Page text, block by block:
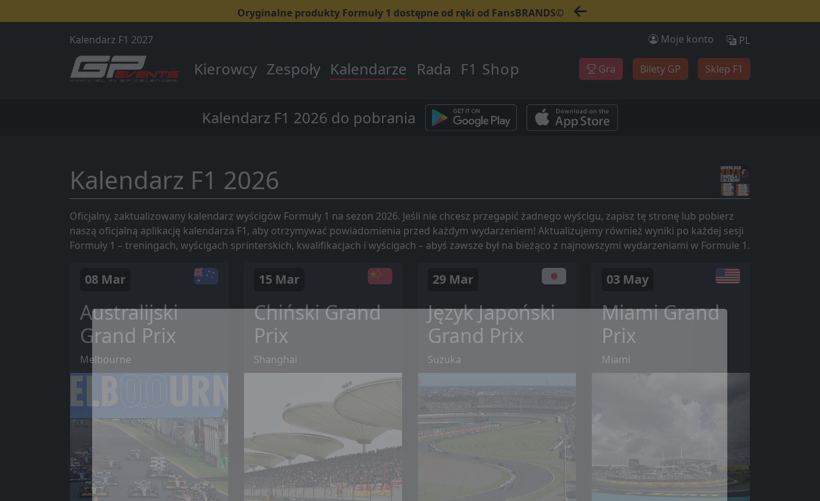
Oryginalne produkty Formuły 1 dostępne od ręki od FansBRANDS©
Kalendarz F1 2027 Moje konto PL
Kierowcy Zespoły Kalendarze Rada F1 Shop Gra Bilety GP Sklep F1
Kalendarz F1 2026 do pobrania
Kalendarz F1 2026
Oficjalny, zaktualizowany kalendarz wyścigów Formuły 1 na sezon 2026. Jeśli nie chcesz przegapić żadnego wyścigu, zapisz tę stronę lub pobierz
naszą oficjalną aplikację kalendarza F1, aby otrzymywać powiadomienia przed każdym wydarzeniem! Aktualizujemy również wyniki po każdej sesji
Formuły 1 – treningach, wyścigach sprinterskich, kwalifikacjach i wyścigach – abyś zawsze był na bieżąco z najnowszymi wydarzeniami w Formule 1.
08 Mar
Australijski
Grand Prix
Melbourne
15 Mar
Chiński Grand
Prix
Shanghai
29 Mar
Język Japoński
Grand Prix
Suzuka
03 May
Miami Grand
Prix
Miami